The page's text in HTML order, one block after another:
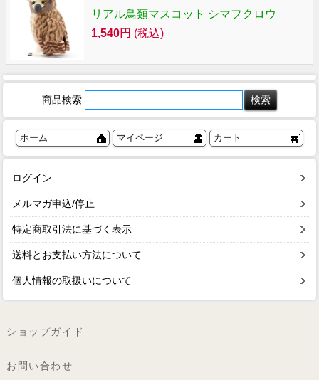
リアル鳥類マスコット シマフクロウ
1,540円 (税込)
商品検索
ホーム マイページ カート
ログイン
メルマガ申込/停止
特定商取引法に基づく表示
送料とお支払い方法について
個人情報の取扱いについて
ショップガイド
お問い合わせ